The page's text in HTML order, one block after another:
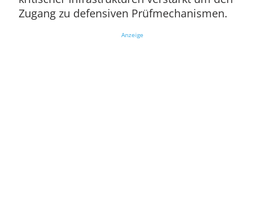
Zugang zu defensiven Prüfmechanismen.
Anzeige